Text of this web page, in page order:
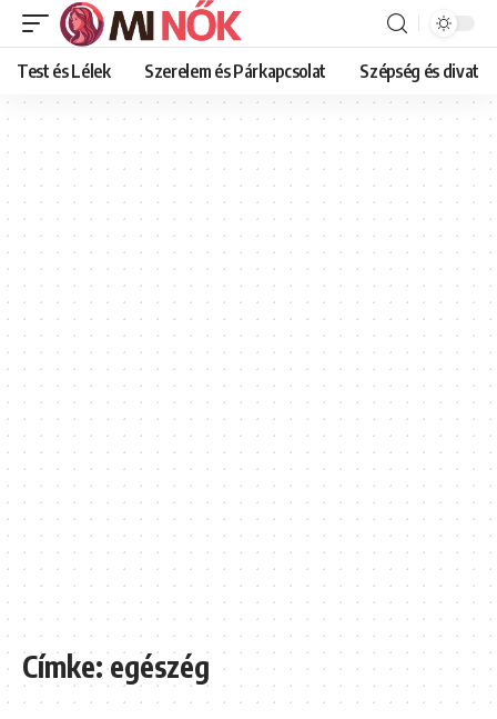
Test és Lélek Szerelem és Párkapcsolat Szépség és divat
Címke:egészég